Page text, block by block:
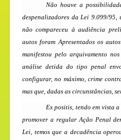
Não houve a
despenalizadores da Lei 9.099/
não compareceu à audiência
autos foram Apresentados os
manifestou pelo arquivamento
análise detida do tipo penal
configurar, no máximo, crime
mas que, dadas as circunstâncias,
Ex positis, tendo em vista
promover a regular Ação Penal
Lei, temos que a decadência